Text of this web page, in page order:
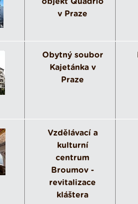
v Praze
Obytný soubor
Kajetánka v
Praze
Vzdělávací a
kulturní
centrum
Broumov -
revitalizace
kláštera